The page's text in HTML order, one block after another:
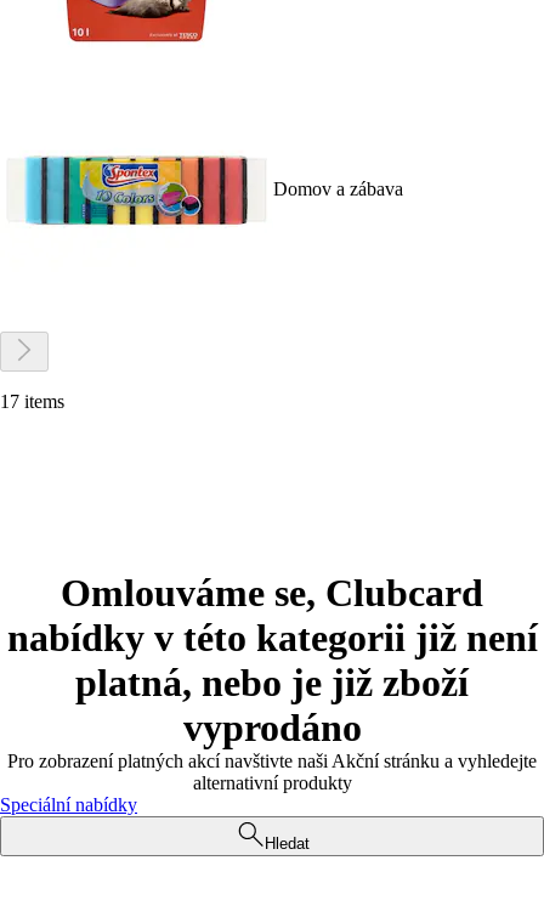
Domov a zábava
17 items
Omlouváme se, Clubcard
nabídky v této kategorii již není
platná, nebo je již zboží
vyprodáno
Pro zobrazení platných akcí navštivte naši Akční stránku a vyhledejte
alternativní produkty
Speciální nabídky
Hledat